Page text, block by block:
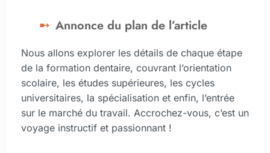
Annonce du plan de l’article
Nous allons explorer les détails de chaque étape
de la formation dentaire, couvrant l’orientation
scolaire, les études supérieures, les cycles
universitaires, la spécialisation et enfin, l’entrée
sur le marché du travail. Accrochez-vous, c’est un
voyage instructif et passionnant !